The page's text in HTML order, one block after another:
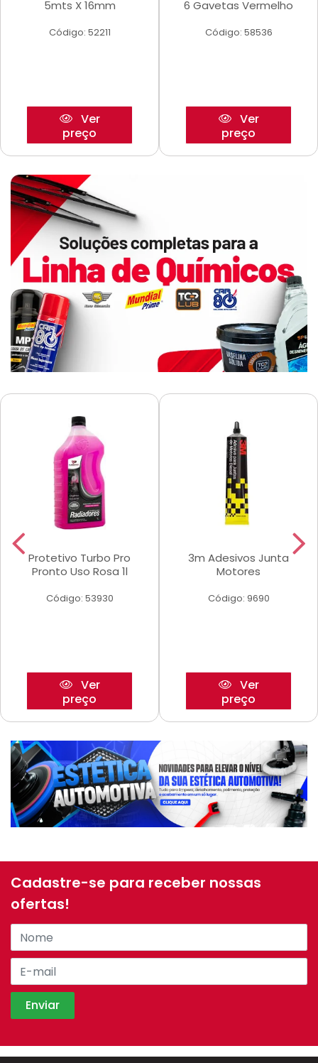
5mts X 16mm
Código: 52211
Ver
preço
6 Gavetas Vermelho
Código: 58536
Ver
preço
Protetivo Turbo Pro
Pronto Uso Rosa 1l
Código: 53930
Ver
preço
3m Adesivos Junta
Motores
Código: 9690
Ver
preço
Cadastre-se para receber nossas
ofertas!